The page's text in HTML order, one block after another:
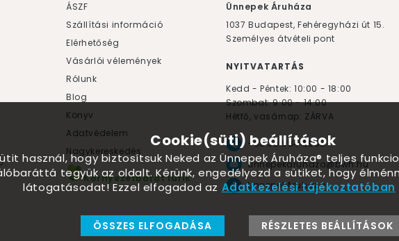
ÁSZF
Szállítási információ
Elérhetőség
Vásárlói vélemények
Rólunk
Blog
Könyv
Adatvédelem
Nagykereskedés
Környezetbarát lufik
Ünnepek Áruháza
1037 Budapest, Fehéregyházi út 15.
Személyes átvételi pont
NYITVATARTÁS
Kedd - Péntek: 10:00 - 18:00
Szombat: 9:00 - 14:00
Hétfő, vasárnap: ZÁRVA
+36 30 984 6955
unnepekaruhaza@bwh.hu
UnnepekAruhaza
Cookie(süti) beállítások
használ, hogy biztosítsuk Neked az Ünnepek Áruháza® teljes
tegyük az oldalt. Kérünk, engedélyezd a sütiket, hogy
látogatásodat! Ezzel elfogadod az Adatkezelési tájékoztatóban
ÖSSZES ELFOGADÁSA RÉSZLETES BEÁLLÍTÁSOK